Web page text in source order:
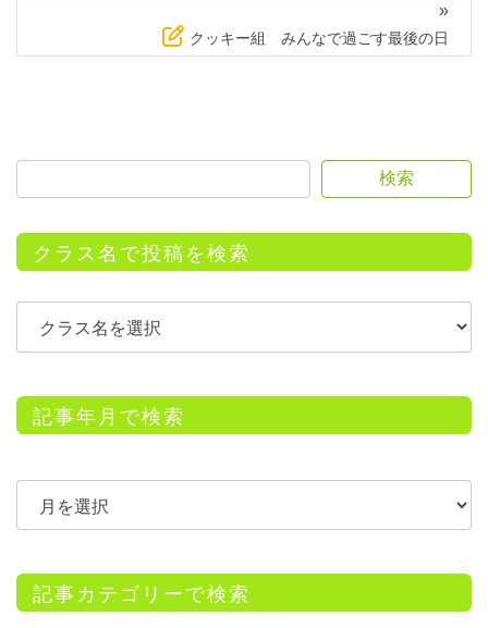
»
クッキー組 みんなで過ごす最後の日
検索
クラス名で投稿を検索
記事年月で検索
記事カテゴリーで検索